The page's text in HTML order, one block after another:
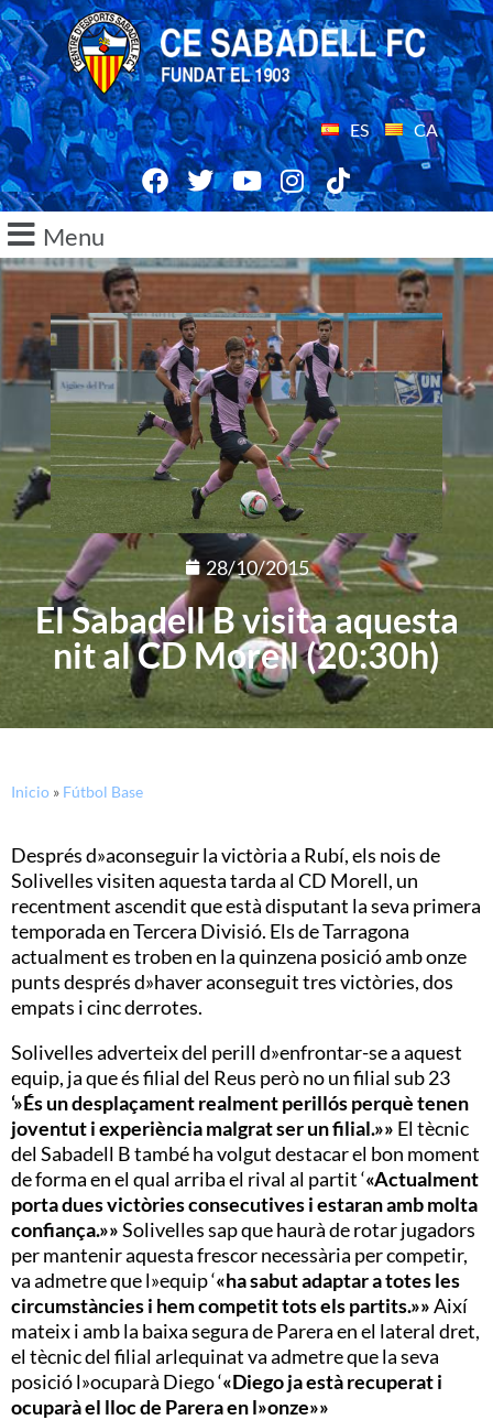
ES CA
Menu
28/10/2015
El Sabadell B visita aquesta
nit al CD Morell (20:30h)
Inicio » Fútbol Base
Després d»aconseguir la victòria a Rubí, els nois de
Solivelles visiten aquesta tarda al CD Morell, un
recentment ascendit que està disputant la seva primera
temporada en Tercera Divisió. Els de Tarragona
actualment es troben en la quinzena posició amb onze
punts després d»haver aconseguit tres victòries, dos
empats i cinc derrotes.
Solivelles adverteix del perill d»enfrontar-se a aquest
equip, ja que és filial del Reus però no un filial sub 23
‘»És un desplaçament realment perillós perquè tenen
joventut i experiència malgrat ser un filial.»» El tècnic
del Sabadell B també ha volgut destacar el bon moment
de forma en el qual arriba el rival al partit ‘«Actualment
porta dues victòries consecutives i estaran amb molta
confiança.»»Solivelles sap que haurà de rotar jugadors
per mantenir aquesta frescor necessària per competir,
va admetre que l»equip ‘«ha sabut adaptar a totes les
circumstàncies i hem competit tots els partits.»»Així
mateix i amb la baixa segura de Parera en el lateral dret,
el tècnic del filial arlequinat va admetre que la seva
posició l»ocuparà Diego ‘«Diego ja està recuperat i
ocuparà el lloc de Parera en l»onze»»